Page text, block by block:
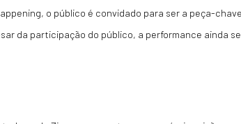
o público é convidado para ser a peça-
da participação do público, a performance ainda se